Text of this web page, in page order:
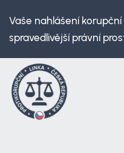
Vaše nahlášení
spravedlivější právní